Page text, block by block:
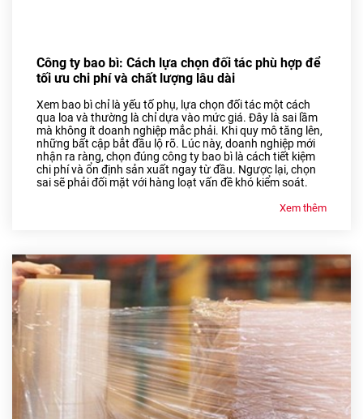
Công ty bao bì: Cách lựa chọn đối tác phù hợp để
tối ưu chi phí và chất lượng lâu dài
Xem bao bì chỉ là yếu tố phụ, lựa chọn đối tác một cách
qua loa và thường là chỉ dựa vào mức giá. Đây là sai lầm
mà không ít doanh nghiệp mắc phải. Khi quy mô tăng lên,
những bất cập bắt đầu lộ rõ. Lúc này, doanh nghiệp mới
nhận ra ràng, chọn đúng công ty bao bì là cách tiết kiệm
chi phí và ổn định sản xuất ngay từ đầu. Ngược lại, chọn
sai sẽ phải đối mặt với hàng loạt vấn đề khó kiểm soát.
Xem thêm